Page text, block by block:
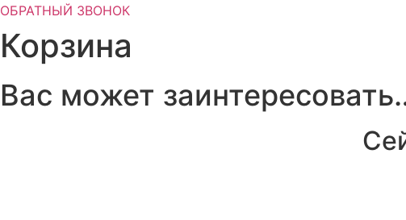
ОБРАТНЫЙ ЗВОНОК
Корзина
Вас может